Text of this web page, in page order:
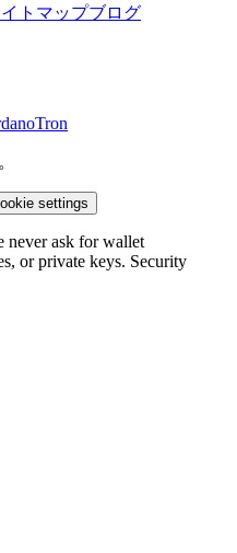
トマップブログ
Tron
settings
never ask for wallet
or private keys. Security